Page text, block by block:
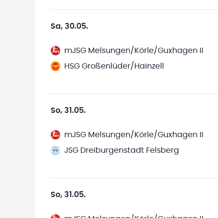
Sa, 30.05.
mJSG Melsungen/Körle/Guxhagen II
HSG Großenlüder/Hainzell
So, 31.05.
mJSG Melsungen/Körle/Guxhagen II
JSG Dreiburgenstadt Felsberg
So, 31.05.